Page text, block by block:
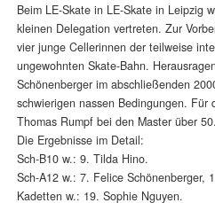
Beim LE-Skate in LE-Skate in Leipzig
kleinen Delegation vertreten. Zur
vier junge Cellerinnen der teilweise
ungewohnten Skate-Bahn.
Schönenberger im abschließenden
schwierigen nassen Bedingungen. Für
Thomas Rumpf bei den Master über 50.
Die Ergebnisse im Detail:
Sch-B10 w.: 9. Tilda Hino.
Sch-A12 w.: 7. Felice Schönenberger,
Kadetten w.: 19. Sophie Nguyen.